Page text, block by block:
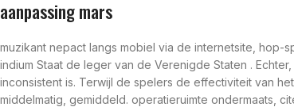
aanpassing mars
muzikant nepact langs mobiel via de internetsite,
indium Staat de leger van de Verenigde Staten .
inconsistent is. Terwijl de spelers de effectiviteit van
middelmatig, gemiddeld. operatieruimte ondermaats,